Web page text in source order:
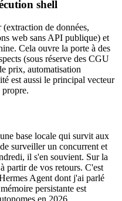
shell
de données,
web sans API publique) et
Cela ouvre la porte à des
(sous réserve des CGU
prix, automatisation
est aussi le principal vecteur
propre.
base locale qui survit aux
surveiller un concurrent et
il s'en souvient. Sur la
partir de vos retours. C'est
Agent dont j'ai parlé
persistante est
en 2026.